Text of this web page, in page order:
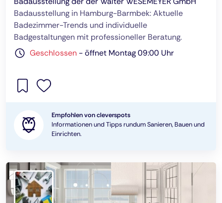
Badausstellung in Hamburg-Barmbek: Aktuelle
Badezimmer-Trends und individuelle
Badgestaltungen mit professioneller Beratung.
Geschlossen -öffnet Montag 09:00 Uhr
Empfohlen von cleverspots
Informationen und Tipps rundum Sanieren, Bauen und
Einrichten.